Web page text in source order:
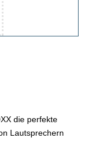
die perfekte
Lautsprechern